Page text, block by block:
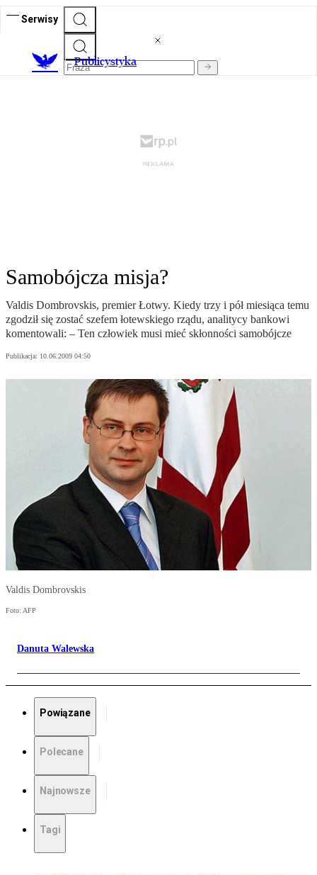
Serwisy
Publicystyka
Samobójcza misja?
Valdis Dombrovskis, premier Łotwy. Kiedy trzy i pół miesiąca temu
zgodził się zostać szefem łotewskiego rządu, analitycy bankowi
komentowali: – Ten człowiek musi mieć skłonności samobójcze
Publikacja: 10.06.2009 04:50
Valdis Dombrovskis
Foto: AFP
Danuta Walewska
Powiązane
Polecane
Najnowsze
Tagi